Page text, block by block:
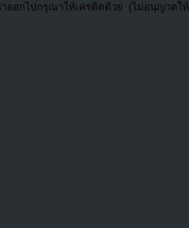
ออกไปกรุณาให้เครดิตด้วย (ไม่อนุญาตให้